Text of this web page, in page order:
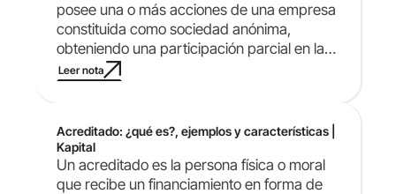
posee una o más acciones de una empresa
constituida como sociedad anónima,
obteniendo una participación parcial en la
propiedad de la compañía.
Leer nota
Acreditado: ¿qué es?, ejemplos y características |
Kapital
Un acreditado es la persona física o moral
que recibe un financiamiento en forma de